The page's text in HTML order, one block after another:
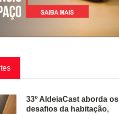
33º AldeiaCast aborda os
desafios da habitação,